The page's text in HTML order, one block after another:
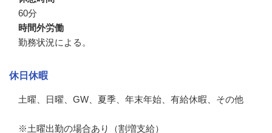
60分
時間外労働
勤務状況による。
休日休暇
土曜、日曜、GW、夏季、年末年始、有給休暇、その他
※土曜出勤の場合あり（割増支給）